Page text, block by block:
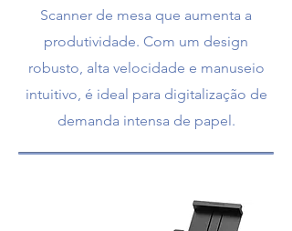
Scanner de mesa que aumenta a
produtividade. Com um design
robusto, alta velocidade e manuseio
intuitivo, é ideal para digitalização de
demanda intensa de papel.